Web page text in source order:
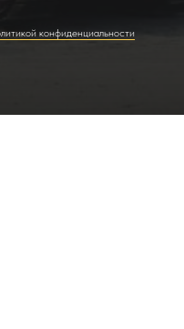
конфиденциальности